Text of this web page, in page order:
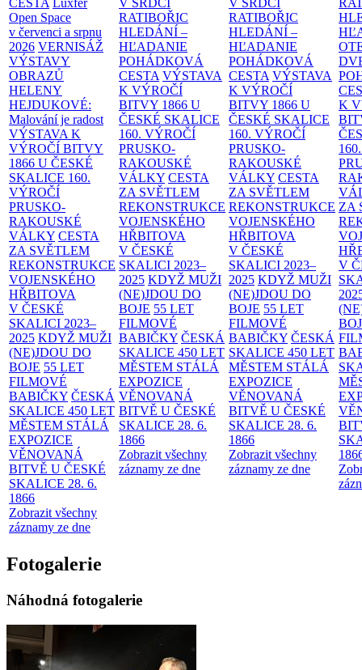
CESTA Luxfer
Open Space
v červenci a srpnu
2026 VERNISÁŽ
VÝSTAVY
OBRAZŮ
HELENY
HEJDUKOVÉ:
Malování je radost
VÝSTAVA K
VÝROČÍ BITVY
1866 U ČESKÉ
SKALICE 160.
VÝROČÍ
PRUSKO-
RAKOUSKÉ
VÁLKY CESTA
ZA SVĚTLEM
REKONSTRUKCE
VOJENSKÉHO
HŘBITOVA
V ČESKÉ
SKALICI 2023–
2025 KDYŽ MUŽI
(NE)JDOU DO
BOJE 55 LET
FILMOVÉ
BABIČKY ČESKÁ
SKALICE 450 LET
MĚSTEM STÁLÁ
EXPOZICE
VĚNOVANÁ
BITVĚ U ČESKÉ
SKALICE 28. 6.
1866
Zobrazit všechny
záznamy ze dne
V SRDCI
RATIBOŘIC
HLEDÁNÍ –
HĽADANIE
POHÁDKOVÁ
CESTA VÝSTAVA
K VÝROČÍ
BITVY 1866 U
ČESKÉ SKALICE
160. VÝROČÍ
PRUSKO-
RAKOUSKÉ
VÁLKY CESTA
ZA SVĚTLEM
REKONSTRUKCE
VOJENSKÉHO
HŘBITOVA
V ČESKÉ
SKALICI 2023–
2025 KDYŽ MUŽI
(NE)JDOU DO
BOJE 55 LET
FILMOVÉ
BABIČKY ČESKÁ
SKALICE 450 LET
MĚSTEM STÁLÁ
EXPOZICE
VĚNOVANÁ
BITVĚ U ČESKÉ
SKALICE 28. 6.
1866
Zobrazit všechny
záznamy ze dne
V SRDCI
RATIBOŘIC
HLEDÁNÍ –
HĽADANIE
POHÁDKOVÁ
CESTA VÝSTAVA
K VÝROČÍ
BITVY 1866 U
ČESKÉ SKALICE
160. VÝROČÍ
PRUSKO-
RAKOUSKÉ
VÁLKY CESTA
ZA SVĚTLEM
REKONSTRUKCE
VOJENSKÉHO
HŘBITOVA
V ČESKÉ
SKALICI 2023–
2025 KDYŽ MUŽI
(NE)JDOU DO
BOJE 55 LET
FILMOVÉ
BABIČKY ČESKÁ
SKALICE 450 LET
MĚSTEM STÁLÁ
EXPOZICE
VĚNOVANÁ
BITVĚ U ČESKÉ
SKALICE 28. 6.
1866
Zobrazit všechny
záznamy ze dne
K
ZA
V
Fotogalerie
Náhodná fotogalerie